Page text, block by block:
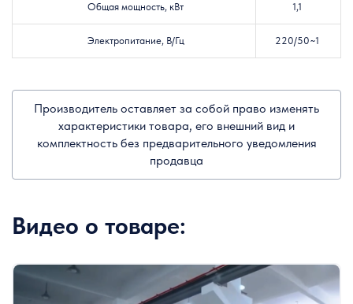
Общая мощность, кВт 1,1
Электропитание, В/Гц 220/50~1
Производитель оставляет за собой право изменять
характеристики товара, его внешний вид и
комплектность без предварительного уведомления
продавца
Видео о товаре: